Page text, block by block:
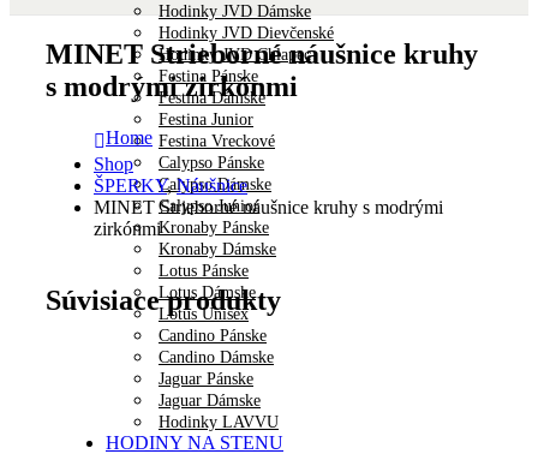
Hodinky JVD Dámske
Hodinky JVD Dievčenské
Hodinky JVD Chlapec
Festina Pánske
Festina Dámske
Festina Junior
Festina Vreckové
Calypso Pánske
Calypso Dámske
Calypso Junior
Kronaby Pánske
Kronaby Dámske
Lotus Pánske
Lotus Dámske
Lotus Unisex
Candino Pánske
Candino Dámske
Jaguar Pánske
Jaguar Dámske
Hodinky LAVVU
HODINY NA STENU
MINET Strieborné náušnice kruhy
s modrými zirkónmi
Home
Shop
ŠPERKY,Náušnice
MINET Strieborné náušnice kruhy s modrými
zirkónmi
Súvisiace produkty